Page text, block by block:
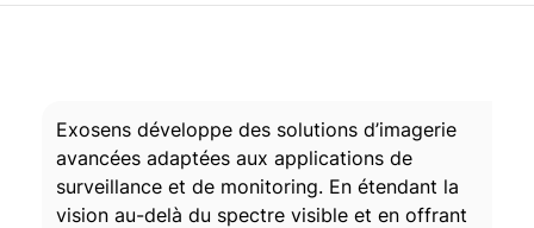
Exosens développe des solutions d’imagerie
avancées adaptées aux applications de
surveillance et de monitoring. En étendant la
vision au-delà du spectre visible et en offrant